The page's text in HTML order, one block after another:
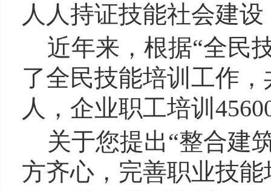
人人持证技能社会建
近年来，根据“全民
了全民技能培训工作
人，企业职工培训
关于您提出“整合建
方齐心，完善职业技